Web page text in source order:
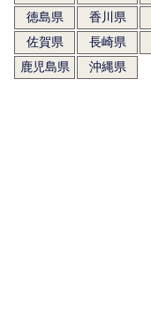
徳島県
香川県
佐賀県
長崎県
鹿児島県
沖縄県